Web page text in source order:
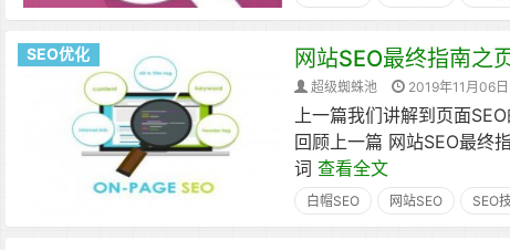
SEO优化 网站SEO最终指南之
超级蜘蛛池 2019年11月06日
上一篇我们讲解到页面
回顾上一篇 网站SEO最终
词查看全文
白帽SEO 网站SEO SEO